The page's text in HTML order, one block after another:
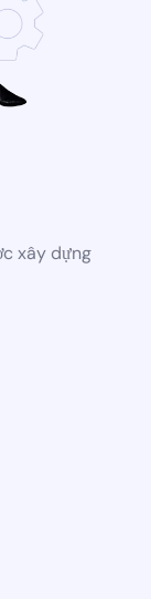
xây dựng